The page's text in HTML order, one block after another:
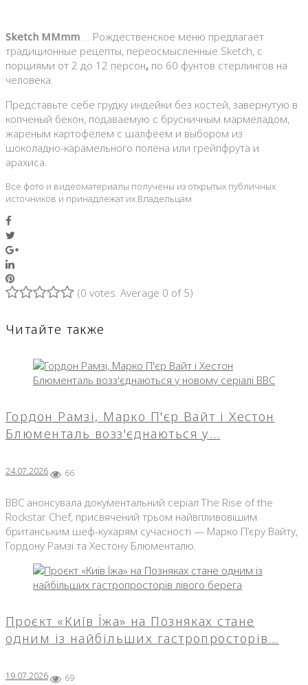
Sketch MMmm … Рождественское меню предлагает
традиционные рецепты, переосмысленные Sketch, с
порциями от 2 до 12 персон, по 60 фунтов стерлингов на
человека.
Представьте себе грудку индейки без костей, завернутую в
копченый бекон, подаваемую с брусничным мармеладом,
жареным картофелем с шалфеем и выбором из
шоколадно-карамельного полена или грейпфрута и
арахиса.
Все фото и видеоматериалы получены из открытых публичных
источников и принадлежат их Владельцам
Google+
LinkedIn
Pinterest
(0 votes . Average 0 of 5)
Читайте также
Гордон Рамзі, Марко П'єр Вайт і Хестон
Блюменталь возз'єднаються у…
24.07.2026 66
BBC анонсувала документальний серіал The Rise of the
Rockstar Chef, присвячений трьом найвпливовішим
британським шеф-кухарям сучасності — Марко П’єру Вайту,
Гордону Рамзі та Хестону Блюменталю.
Проєкт «Київ Їжа» на Позняках стане
одним із найбільших гастропросторів…
19.07.2026 69